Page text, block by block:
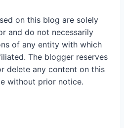
on this blog are solely
and do not necessarily
of any entity with which
The blogger reserves
delete any content on this
without prior notice.